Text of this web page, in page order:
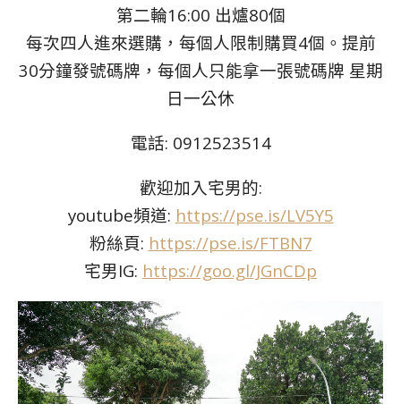
第二輪16:00 出爐80個
每次四人進來選購，每個人限制購買4個。提前
30分鐘發號碼牌，每個人只能拿一張號碼牌 星期
日一公休
電話: 0912523514
歡迎加入宅男的:
youtube頻道: https://pse.is/LV5Y5
粉絲頁: https://pse.is/FTBN7
宅男IG: https://goo.gl/JGnCDp